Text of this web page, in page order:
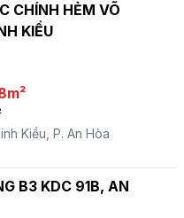
CHÍNH HẺM VÕ
KIỀU
Kiều, P. An Hòa
B3 KDC 91B, AN